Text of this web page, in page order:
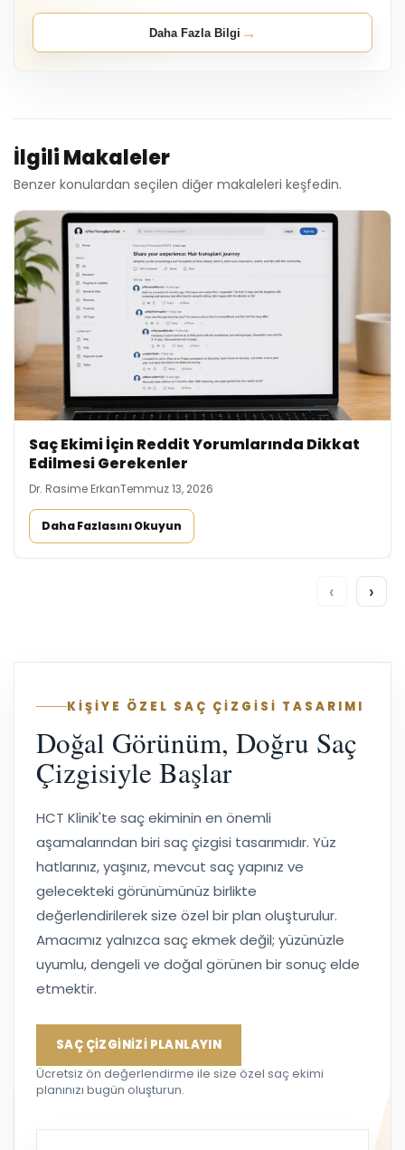
Daha Fazla Bilgi →
İlgili Makaleler
Benzer konulardan seçilen diğer makaleleri keşfedin.
Saç Ekimi İçin Reddit Yorumlarında Dikkat
Edilmesi Gerekenler
Dr. Rasime ErkanTemmuz 13, 2026
Daha Fazlasını Okuyun
‹ ›
KİŞİYE ÖZEL SAÇ ÇİZGİSİ TASARIMI
Doğal Görünüm, Doğru Saç
Çizgisiyle Başlar
HCT Klinik'te saç ekiminin en önemli
aşamalarından biri saç çizgisi tasarımıdır. Yüz
hatlarınız, yaşınız, mevcut saç yapınız ve
gelecekteki görünümünüz birlikte
değerlendirilerek size özel bir plan oluşturulur.
Amacımız yalnızca saç ekmek değil; yüzünüzle
uyumlu, dengeli ve doğal görünen bir sonuç elde
etmektir.
SAÇ ÇİZGİNİZİ PLANLAYIN
Ücretsiz ön değerlendirme ile size özel saç ekimi
planınızı bugün oluşturun.